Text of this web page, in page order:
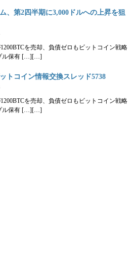
、第2四半期に3,000ドルへの上昇を狙
を売却、負債ゼロもビットコイン戦略
ル保有 […][…]
ットコイン情報交換スレッド5738
を売却、負債ゼロもビットコイン戦略
ル保有 […][…]